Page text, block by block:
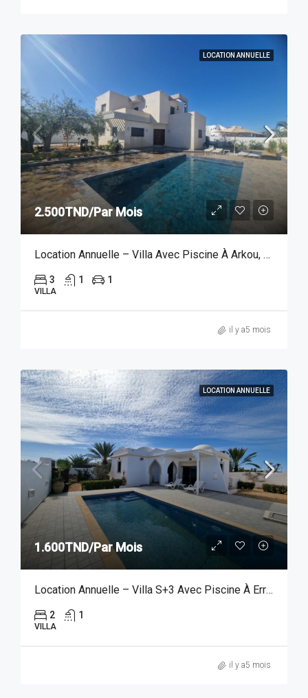
LOCATION ANNUELLE
2.500TND/Par Mois
Location Annuelle – Villa Avec Piscine À Arkou, Djerba
3 1 1
VILLA
il y a5 mois
LOCATION ANNUELLE
1.600TND/Par Mois
Location Annuelle – Villa S+3 Avec Piscine À Erriadh, Djerba
2 1
VILLA
il y a5 mois